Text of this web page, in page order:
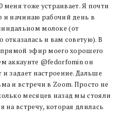
меня тоже устраивает. Я почти
и начинаю рабочий день в
молоке (от
отказалась и вам советую). В
эфир моего хорошего
аккаунте @fedorfomin он
задает настроение. Дальше
и встречи в Zoom. Просто не
месяцев назад мы стояли
на встречу, которая длилась